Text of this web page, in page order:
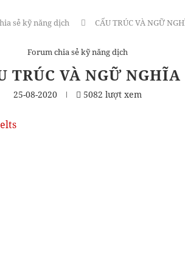
sẻ kỹ năng dịch CẤU TRÚC VÀ NGỮ
Forum chia sẻ kỹ năng dịch
TRÚC VÀ NGỮ NGHĨA
25-08-2020 5082 lượt xem